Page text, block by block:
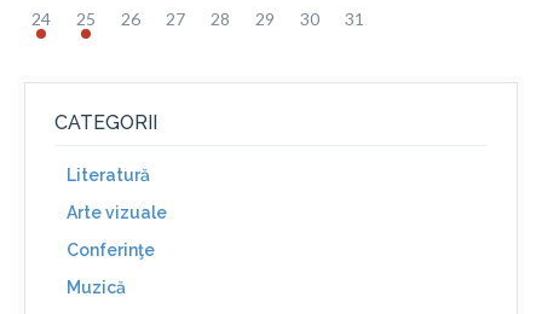
24 25 26 27 28 29 30 31
CATEGORII
Literatură
Arte vizuale
Conferinţe
Muzică